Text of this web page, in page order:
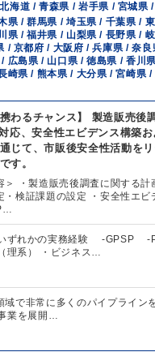
北海道 / 青森県 / 岩手県 / 宮城県
県 / 群馬県 / 埼玉県 / 千葉県 /
県 / 福井県 / 山梨県 / 長野県 /
/ 京都府 / 大阪府 / 兵庫県 / 奈
広島県 / 山口県 / 徳島県 / 香川
崎県 / 熊本県 / 大分県 / 宮崎県 /
携わるチャンス】 製造販売後
応、安全性エビデンス構築
じて、市販後安全性活動を
す。
＞ ・製造販売後調査に関する計
・検証課題の設定 ・安全性エビ
いずれかの実務経験 -GPSP -
理系） ・ビジネス…
域で非常に多くのパイプライン
業を展開…